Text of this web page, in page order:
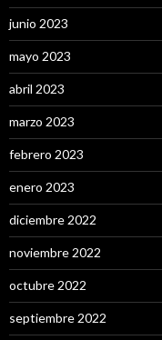
junio 2023
mayo 2023
abril 2023
marzo 2023
febrero 2023
enero 2023
diciembre 2022
noviembre 2022
octubre 2022
septiembre 2022